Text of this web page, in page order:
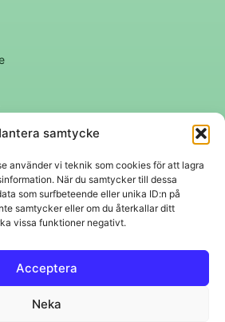
samtycke
använder vi teknik som cookies för att lagra
När du samtycker till dessa
som surfbeteende eller unika ID:n på
samtycker eller om du återkallar ditt
vissa funktioner negativt.
Acceptera
Neka
Swish